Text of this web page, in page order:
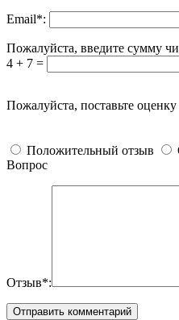
Email*:
Пожалуйста, введите сумму
4 + 7 =
Пожалуйста, поставьте
Положительный отзыв
Вопрос
Отзыв*: